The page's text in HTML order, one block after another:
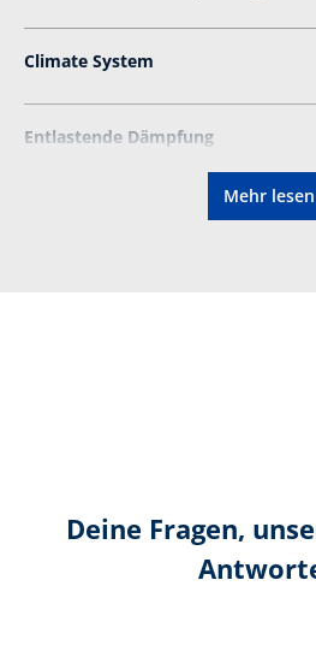
Climate System
Entlastende Dämpfung
Höhe in cm:
Mehr lesen
Deine Fragen,